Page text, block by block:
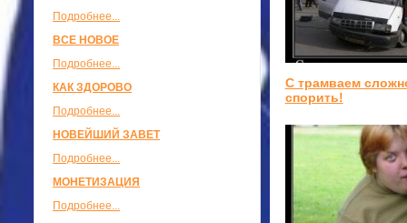
Подробнее...
ВСЕ НОВОЕ
Подробнее...
КАК ЗДОРОВО
Подробнее...
НОВЕЙШИЙ ЗАВЕТ
Подробнее...
МОНЕТИЗАЦИЯ
Подробнее...
С трамваем
спорить!